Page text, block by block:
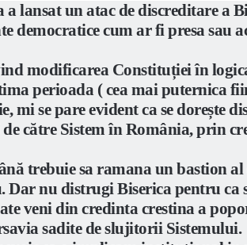
lansat un atac de discreditare a
democratice cum ar fi presa
modificarea Constituției în
perioada ( cea mai puternica
mi se pare evident ca se dorește
către Sistem în România, prin
trebuie sa ramana un bastion
Dar nu distrugi Biserica pentru
veni din credinta crestina a
sadite de slujitorii Sistemului.